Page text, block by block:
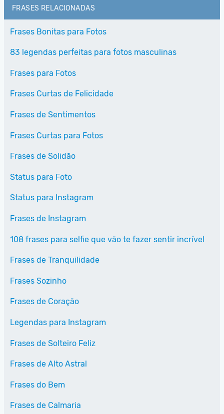
FRASES RELACIONADAS
Frases Bonitas para Fotos
83 legendas perfeitas para fotos masculinas
Frases para Fotos
Frases Curtas de Felicidade
Frases de Sentimentos
Frases Curtas para Fotos
Frases de Solidão
Status para Foto
Status para Instagram
Frases de Instagram
108 frases para selfie que vão te fazer sentir incrível
Frases de Tranquilidade
Frases Sozinho
Frases de Coração
Legendas para Instagram
Frases de Solteiro Feliz
Frases de Alto Astral
Frases do Bem
Frases de Calmaria